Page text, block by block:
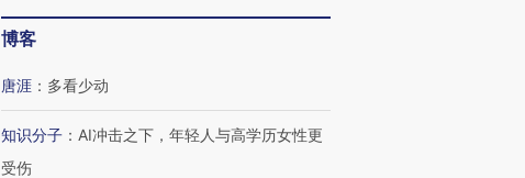
博客
唐涯 ： 多看少动
知识分子 ： AI冲击之下，年轻人与高学历女性更
受伤